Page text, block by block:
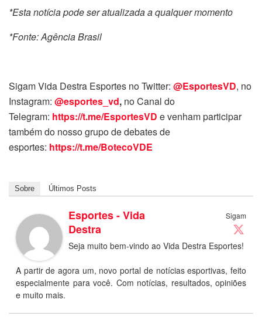
*Esta notícia pode ser atualizada a qualquer momento
*Fonte: Agência Brasil
Sigam Vida Destra Esportes no Twitter: @EsportesVD, no
Instagram: @esportes_vd, no Canal do
Telegram: https://t.me/EsportesVD e venham participar
também do nosso grupo de debates de
esportes: https://t.me/BotecoVDE
Sobre Últimos Posts
Sigam
Esportes - Vida
Destra
Seja muito bem-vindo ao Vida Destra Esportes!
A partir de agora um, novo portal de notícias esportivas, feito
especialmente para você. Com notícias, resultados, opiniões
e muito mais.